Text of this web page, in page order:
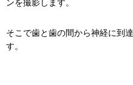
ンを撮影します。
そこで歯と歯の間から神経に到
す。